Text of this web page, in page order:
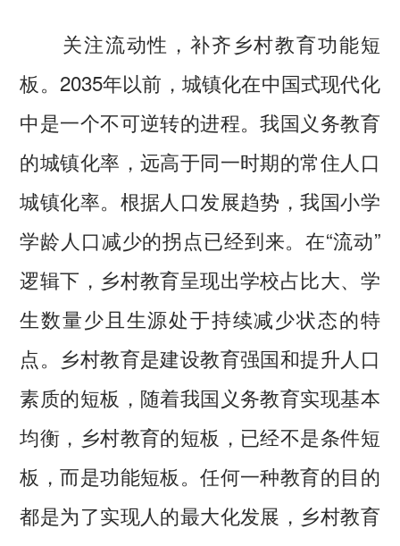
关注流动性，补齐乡村教育功能短
板。2035年以前，城镇化在中国式现代化
中是一个不可逆转的进程。我国义务教育
的城镇化率，远高于同一时期的常住人口
城镇化率。根据人口发展趋势，我国小学
学龄人口减少的拐点已经到来。在“流动”
逻辑下，乡村教育呈现出学校占比大、学
生数量少且生源处于持续减少状态的特
点。乡村教育是建设教育强国和提升人口
素质的短板，随着我国义务教育实现基本
均衡，乡村教育的短板，已经不是条件短
板，而是功能短板。任何一种教育的目的
都是为了实现人的最大化发展，乡村教育